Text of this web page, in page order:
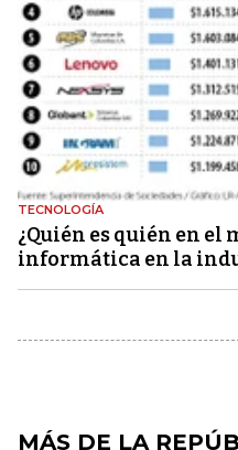
TECNOLOGÍA
¿Quién es quién en el
informática en la
MÁS DE LA